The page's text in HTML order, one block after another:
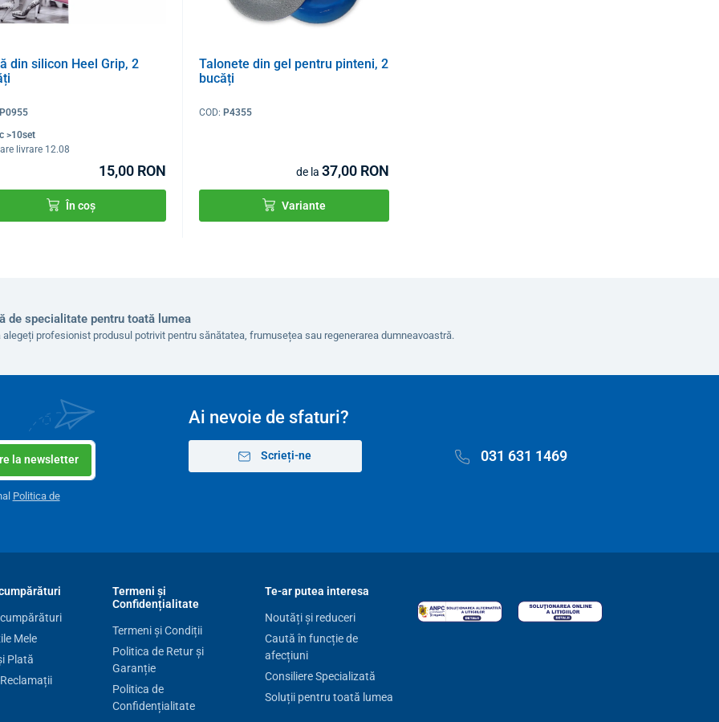
din silicon Heel Grip, 2
P0955
>10set
livrare 12.08
15,00 RON
În coș
Talonete din gel pentru pinteni, 2
bucăți
COD: P4355
de la 37,00 RON
Variante
de specialitate pentru toată lumea
alegeți profesionist produsul potrivit pentru sănătatea, frumusețea sau regenerarea dumneavoastră.
Ai nevoie de sfaturi?
Scrieți-ne 031 631 1469
la newsletter
Politica de
Mele
Plată
Termeni și
Confidențialitate
Termeni și Condiții
Politica de Retur și
Garanție
Politica de
Confidențialitate
Te-ar putea interesa
Noutăți și reduceri
Caută în funcție de
afecțiuni
Consiliere Specializată
Soluții pentru toată lumea